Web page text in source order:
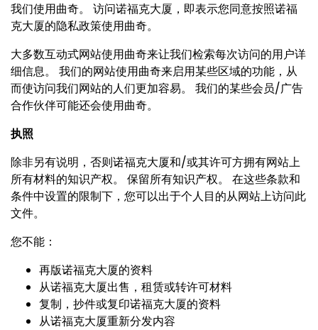
我们使用曲奇。 访问诺福克大厦，即表示您同意按照诺福
克大厦的隐私政策使用曲奇。
大多数互动式网站使用曲奇来让我们检索每次访问的用户详
细信息。 我们的网站使用曲奇来启用某些区域的功能，从
而使访问我们网站的人们更加容易。 我们的某些会员/广告
合作伙伴可能还会使用曲奇。
执照
除非另有说明，否则诺福克大厦和/或其许可方拥有网站上
所有材料的知识产权。 保留所有知识产权。 在这些条款和
条件中设置的限制下，您可以出于个人目的从网站上访问此
文件。
您不能：
再版诺福克大厦的资料
从诺福克大厦出售，租赁或转许可材料
复制，抄件或复印诺福克大厦的资料
从诺福克大厦重新分发内容